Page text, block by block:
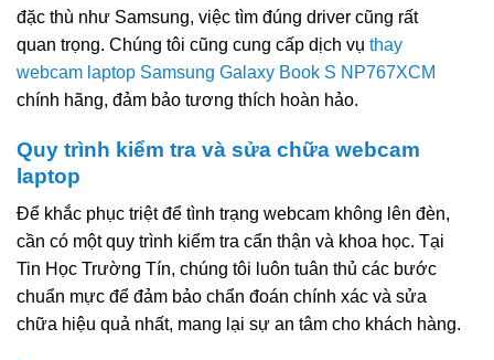
đặc thù như Samsung, việc tìm đúng driver cũng rất
quan trọng. Chúng tôi cũng cung cấp dịch vụ thay
webcam laptop Samsung Galaxy Book S NP767XCM
chính hãng, đảm bảo tương thích hoàn hảo.
Quy trình kiểm tra và sửa chữa webcam
laptop
Để khắc phục triệt để tình trạng webcam không lên đèn,
cần có một quy trình kiểm tra cẩn thận và khoa học. Tại
Tin Học Trường Tín, chúng tôi luôn tuân thủ các bước
chuẩn mực để đảm bảo chẩn đoán chính xác và sửa
chữa hiệu quả nhất, mang lại sự an tâm cho khách hàng.